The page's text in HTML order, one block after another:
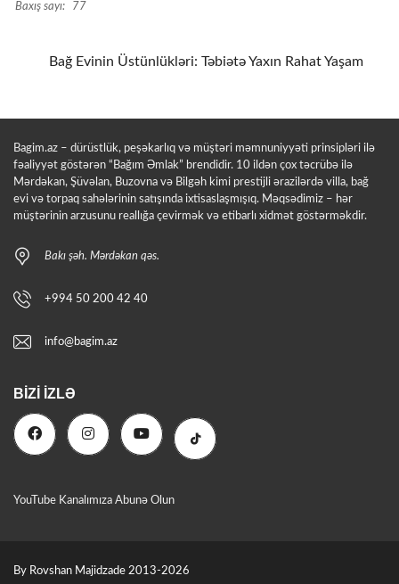
Baxış sayı:
77
Bağ Evinin Üstünlükləri: Təbiətə Yaxın Rahat Yaşam
Bagim.az – dürüstlük, peşəkarlıq və müştəri məmnuniyyəti prinsipləri ilə
fəaliyyət göstərən “Bağım Əmlak” brendidir. 10 ildən çox təcrübə ilə
Mərdəkan, Şüvəlan, Buzovna və Bilgəh kimi prestijli ərazilərdə villa, bağ
evi və torpaq sahələrinin satışında ixtisaslaşmışıq. Məqsədimiz – hər
müştərinin arzusunu reallığa çevirmək və etibarlı xidmət göstərməkdir.
Bakı şəh. Mərdəkan qəs.
+994 50 200 42 40
info@bagim.az
BIZI İZLƏ
YouTube Kanalımıza Abunə Olun
By Rovshan Majidzade 2013-2026